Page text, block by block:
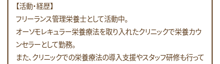
【活動・経歴】
フリーランス管理栄養士として活動中。
オーソモレキュラー栄養療法を取り入れたクリニックで栄養カウ
ンセラーとして勤務。
また、クリニックでの栄養療法の導入支援やスタッフ研修も行って